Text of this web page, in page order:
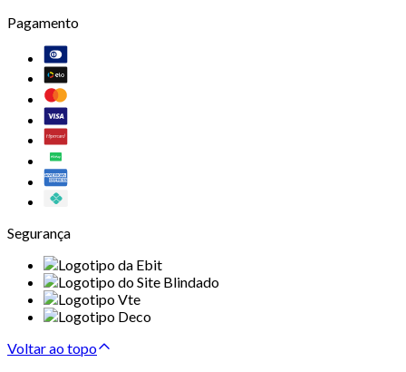
Pagamento
Segurança
Voltar ao topo